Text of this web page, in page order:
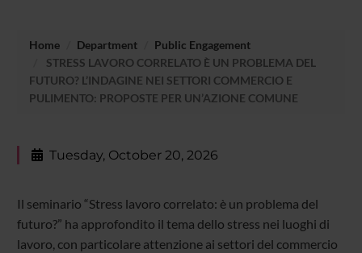
Home Department
Public Engagement
STRESS LAVORO CORRELATO È UN PROBLEMA DEL
FUTURO? L’INDAGINE NEI SETTORI COMMERCIO E
PULIMENTO: PROPOSTE PER UN’AZIONE COMUNE
Tuesday, October 20, 2026
Il seminario “Stress lavoro correlato: è un problema del
futuro?” ha approfondito il tema dello stress nei luoghi di
lavoro, con particolare attenzione ai settori del commercio